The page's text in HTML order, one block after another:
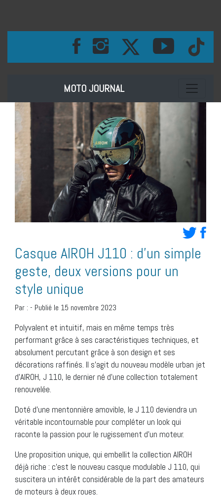
MOTO JOURNAL Toggle
Casque AIROH J110 : d’un simple
geste, deux versions pour un
style unique
Par : - Publié le 15 novembre 2023
Polyvalent et intuitif, mais en même temps très
performant grâce à ses caractéristiques techniques, et
absolument percutant grâce à son design et ses
décorations raffinés. Il s’agit du nouveau modèle urban jet
d’AIROH, J 110, le dernier né d’une collection totalement
renouvelée.
Doté d’une mentonnière amovible, le J 110 deviendra un
véritable incontournable pour compléter un look qui
raconte la passion pour le rugissement d’un moteur.
Une proposition unique, qui embellit la collection AIROH
déjà riche : c’est le nouveau casque modulable J 110, qui
suscitera un intérêt considérable de la part des amateurs
de moteurs à deux roues.